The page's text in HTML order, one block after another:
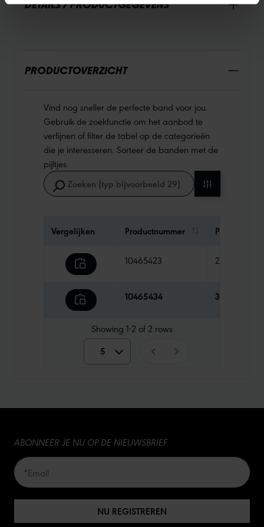
DETAILS / PRODUCTGEGEVENS
PRODUCTOVERZICHT
Vind nog sneller de perfecte band voor jou.
Gebruik de zoekfunctie om het aanbod te
verfijnen of filter de tabel op de categorieën
die je interesseren. Sorteer de banden met de
pijltjes.
Vergelijken Productnummer Prijs
10465423 29,90 €
10465434 30,90 €
Showing 1-2 of 2 rows
5 5
20
ABONNEER JE NU OP DE NIEUWSBRIEF
NU REGISTREREN